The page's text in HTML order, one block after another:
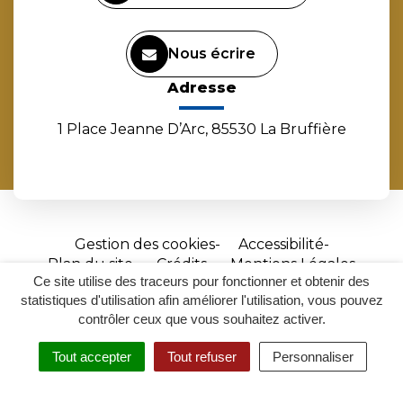
Ce site utilise des traceurs pour fonctionner et obtenir des
statistiques d'utilisation afin améliorer l'utilisation, vous pouvez
contrôler ceux que vous souhaitez activer.
Tout accepter Tout refuser Personnaliser
RECHERCHER
ACCESSIBILITÉ
Nous écrire
Adresse
1 Place Jeanne D’Arc, 85530 La Bruffière
Gestion des cookies
Accessibilité
Plan du site
Crédits
Mentions Légales
Site
réalisé
par
Inovagora